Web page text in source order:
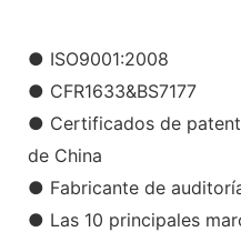
● ISO9001:2008
● CFR1633&BS7177
● Certificados de
de China
● Fabricante de
● Las 10 principales